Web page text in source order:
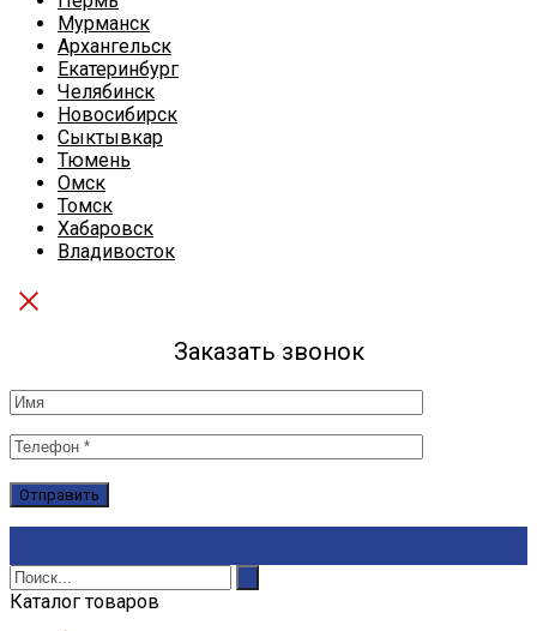
Мурманск
Архангельск
Екатеринбург
Челябинск
Новосибирск
Сыктывкар
Тюмень
Омск
Томск
Хабаровск
Владивосток
Заказать звонок
Каталог товаров